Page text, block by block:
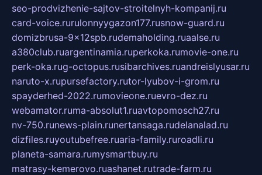
seo-prodvizhenie-sajtov-stroitelnyh-kompanij.ru
card-voice.rurulonnyygazon177.rusnow-guard.ru
domizbrusa-9x12spb.rudemaholding.ruaalse.ru
a380club.ruargentinamia.ruperkoka.rumovie-one.ru
perk-oka.rug-octopus.rusibarchives.ruandreislyusar.ru
naruto-x.rupursefactory.rutor-lyubov-i-grom.ru
spayderhed-2022.rumovieone.ruevro-dez.ru
webamator.ruma-absolut1.ruavtopomosch27.ru
nv-750.runews-plain.runertansaga.rudelanalad.ru
dizfiles.ruyoutubefree.ruaria-family.ruroadli.ru
planeta-samara.rumysmartbuy.ru
matrasy-kemerovo.ruashanet.rutrade-farm.ru